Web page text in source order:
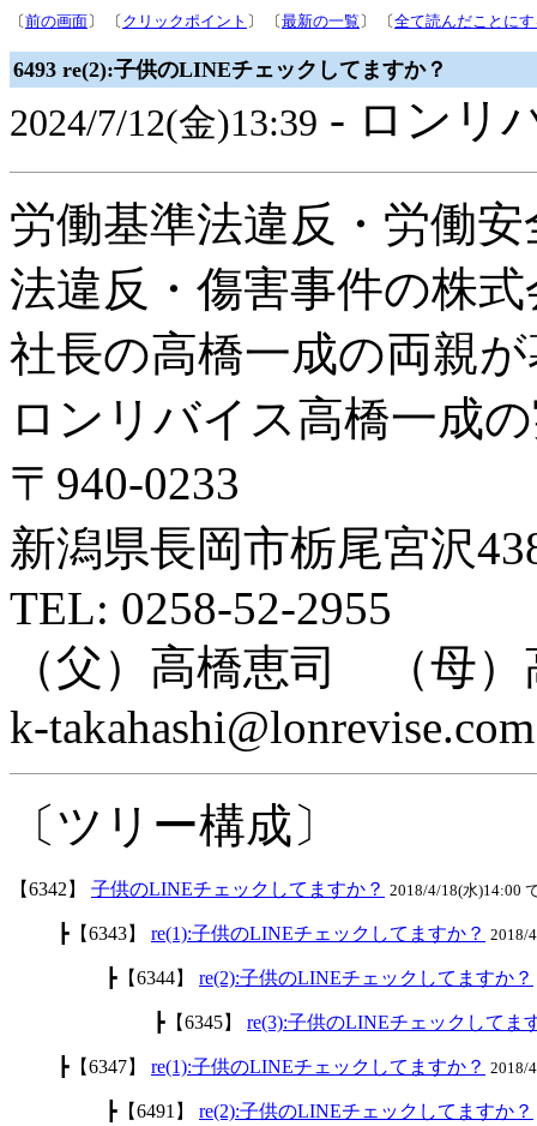
〔前の画面〕 〔 クリックポイント 〕 〔最新の一覧 〕 〔全て読んだことに
6493 re(2):子供のLINEチェックしてますか？
2024/7/12(金)13:39 - ロンリ
労働基準法違反・労働安
法違反・傷害事件の株
社長の高橋一成の両親
ロンリバイス高橋一成
〒940-0233
新潟県長岡市栃尾宮沢
TEL: 0258-52-2955
（父）高橋恵司 （母）
k-takahashi@lonrevise.com
〔ツリー構成〕
【6342】 子供のLINEチェックしてますか？ 2018/4/18(水)14:00
┣【6343】 re(1):子供のLINEチェックしてますか？ 2018/
┣【6344】 re(2):子供のLINEチェックしてますか？
┣【6345】 re(3):子供のLINEチェックしてま
┣【6347】 re(1):子供のLINEチェックしてますか？ 2018/
┣【6491】 re(2):子供のLINEチェックしてますか？